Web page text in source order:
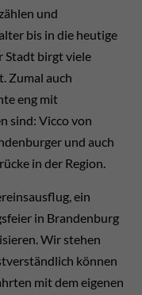
und
bis in die heutige
Stadt birgt viele
Zumal auch
eng mit
sind: Vicco von
und auch
in der Region.
ein
in Brandenburg
Wir stehen
können
mit dem eigenen